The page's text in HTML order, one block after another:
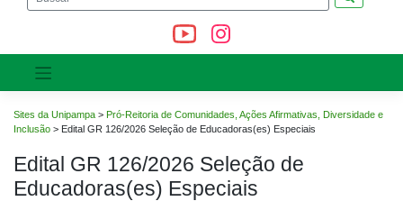
Sites da Unipampa > Pró-Reitoria de Comunidades, Ações Afirmativas, Diversidade e
Inclusão > Edital GR 126/2026 Seleção de Educadoras(es) Especiais
Edital GR 126/2026 Seleção de
Educadoras(es) Especiais